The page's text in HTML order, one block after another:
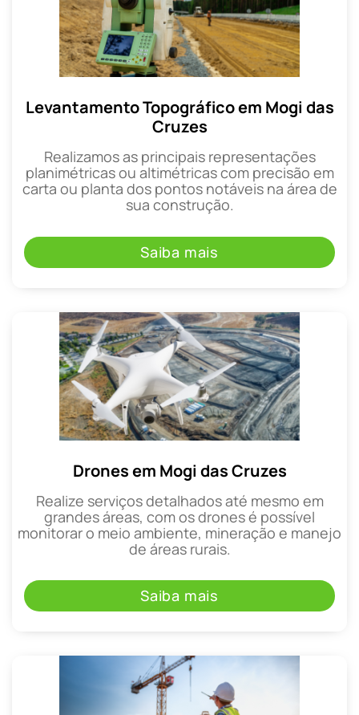
Levantamento Topográfico em Mogi das
Cruzes
Realizamos as principais representações
planimétricas ou altimétricas com precisão em
carta ou planta dos pontos notáveis na área de
sua construção.
Saiba mais
Drones em Mogi das Cruzes
Realize serviços detalhados até mesmo em
grandes áreas, com os drones é possível
monitorar o meio ambiente, mineração e manejo
de áreas rurais.
Saiba mais